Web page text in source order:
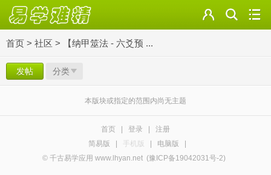
首页 > 社区 > 【纳甲筮法 - 六爻预 ...
发帖 分类
本版块或指定的范围内尚无主题
首页 登录
注册
简易版
手机版 电脑版
© 千古易学应用 www.lhyan.net (豫ICP备19042031号-2)